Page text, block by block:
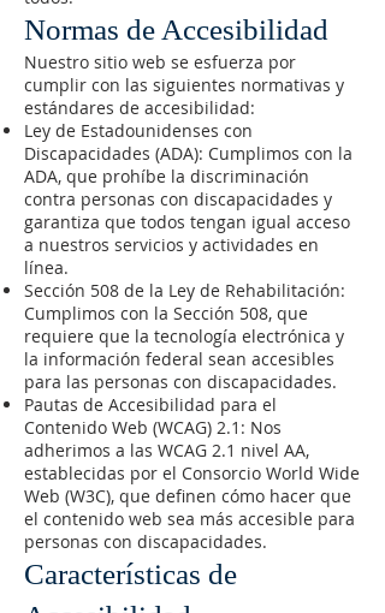
Normas de Accesibilidad
Nuestro sitio web se esfuerza por
cumplir con las siguientes normativas y
estándares de accesibilidad:
Ley de Estadounidenses con
Discapacidades (ADA): Cumplimos con la
ADA, que prohíbe la discriminación
contra personas con discapacidades y
garantiza que todos tengan igual acceso
a nuestros servicios y actividades en
línea.
Sección 508 de la Ley de Rehabilitación:
Cumplimos con la Sección 508, que
requiere que la tecnología electrónica y
la información federal sean accesibles
para las personas con discapacidades.
Pautas de Accesibilidad para el
Contenido Web (WCAG) 2.1: Nos
adherimos a las WCAG 2.1 nivel AA,
establecidas por el Consorcio World Wide
Web (W3C), que definen cómo hacer que
el contenido web sea más accesible para
personas con discapacidades.
Características de